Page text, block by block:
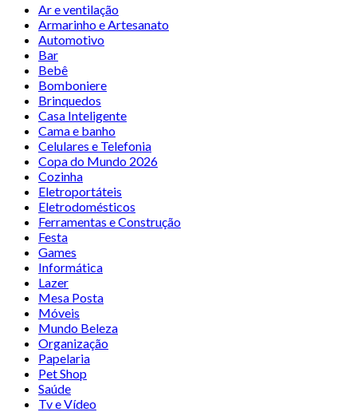
Ar e ventilação
Armarinho e Artesanato
Automotivo
Bar
Bebê
Bomboniere
Brinquedos
Casa Inteligente
Cama e banho
Celulares e Telefonia
Copa do Mundo 2026
Cozinha
Eletroportáteis
Eletrodomésticos
Ferramentas e Construção
Festa
Games
Informática
Lazer
Mesa Posta
Móveis
Mundo Beleza
Organização
Papelaria
Pet Shop
Saúde
Tv e Vídeo